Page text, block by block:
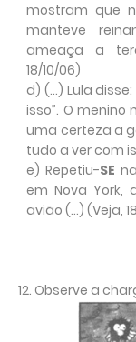
mostram que
manteve
ameaça a
18/10/06)
d) (...) Lula
isso”. O menino
uma certeza a
tudo a ver com
e) Repetiu-SE
em Nova
avião (...) (Veja,
12. Observe a